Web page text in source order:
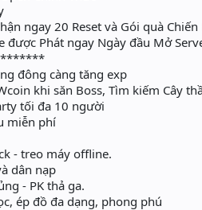
ngay 20 Reset và Gói quà
Phát ngay Ngày đầu Mở
đông càng tăng exp
khi săn Boss, Tìm kiếm Cây
tối đa 10 người
miễn phí
- treo máy offline.
dân nạp
- PK thả ga.
ép đồ đa dạng, phong phú